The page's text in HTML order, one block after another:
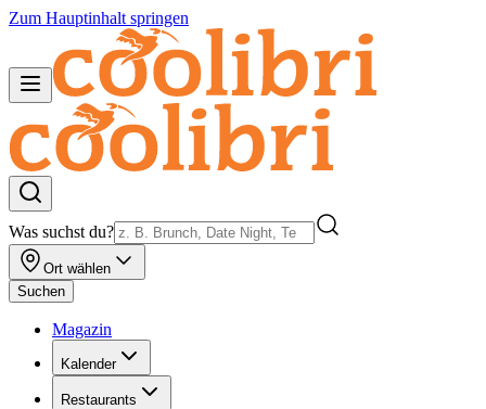
Zum Hauptinhalt springen
Was suchst du?
Ort wählen
Suchen
Magazin
Kalender
Restaurants